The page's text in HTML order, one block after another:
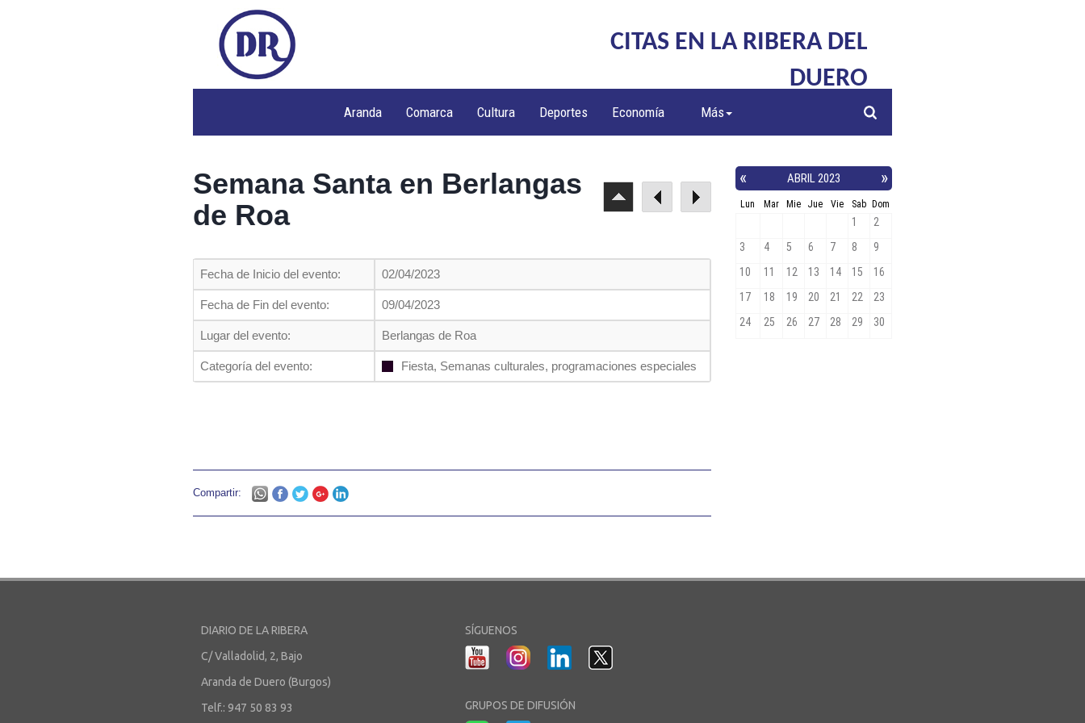
CITAS EN LA RIBERA DEL
DUERO
Aranda Comarca Cultura Deportes Economía Más
Semana Santa en Berlangas
de Roa
Fecha de Inicio del evento: 02/04/2023
Fecha de Fin del evento: 09/04/2023
Lugar del evento: Berlangas de Roa
Categoría del evento: Fiesta, Semanas culturales, programaciones especiales
Compartir:
DIARIO DE LA RIBERA
C/ Valladolid, 2, Bajo
Aranda de Duero (Burgos)
Telf.: 947 50 83 93
SÍGUENOS
GRUPOS DE DIFUSIÓN